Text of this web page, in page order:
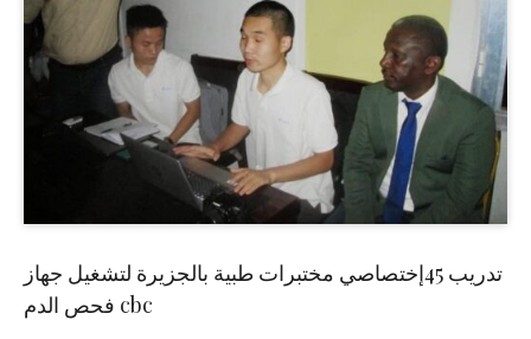
تدريب 45إختصاصي مختبرات طبية بالجزيرة لتشغيل جهاز
فحص الدم cbc